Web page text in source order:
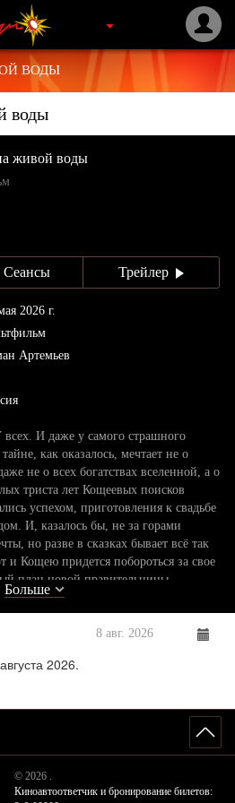
ВОДЫ
воды
живой воды
Сеансы Трейлер
2026 г.
Артемьев
И даже у самого страшного
как оказалось, мечтает не о
не о всех богатствах вселенной, а о
триста лет Кощеевых поисков
успехом, приготовления к свадьбе
И, казалось бы, не за горами
но разве в сказках бывает всё так
и Кощею придется побороться за свое
план новой правительницы
Чтобы спасти любимую, Кощею
Елисея и вместе с Колобком
Множество испытаний,
воде... Но настоящая дружба и
Больше
8 авг. 2026
2026.
© 2026 .
Киноавтоответчик и бронирование билетов: